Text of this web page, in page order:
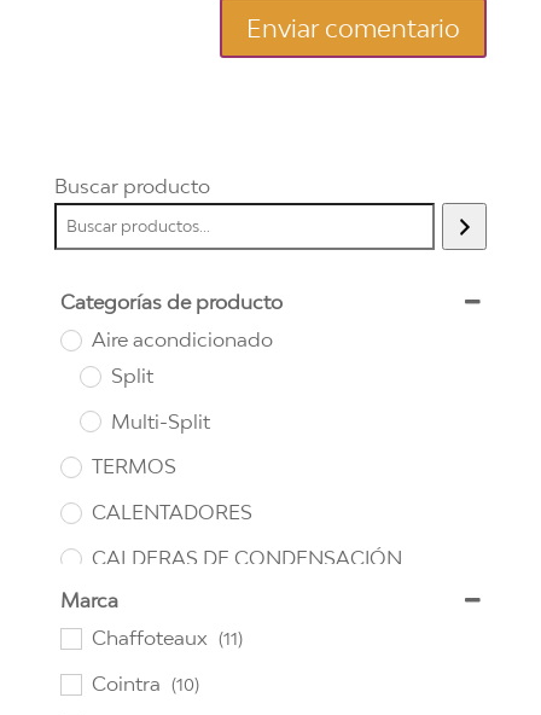
Buscar producto
Categorías de producto
Aire acondicionado
Split
Multi-Split
TERMOS
CALENTADORES
CALDERAS DE CONDENSACIÓN
Marca
Chaffoteaux (11)
Cointra (10)